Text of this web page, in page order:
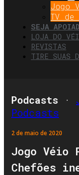
Jogo
TV de
SEJA
LOJA DO
REVISTAS
TIRE SUAS
Podcasts ·
Podcasts
2 de maio de 2020
Jogo Véio
Chefões